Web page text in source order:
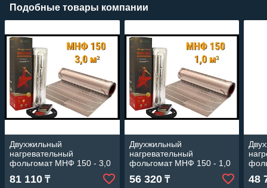
Подобные товары компании
Двухжильный
нагревательный
фольгомат МНФ 150 - 3,0
кв.м (Площадь: 3,0 м2;
мощность: 450 Вт)
81 110 ₸
Двухжильный
нагревательный
фольгомат МНФ 150 - 1,0
кв.м (Площадь: 1,0 м2;
мощность: 150 Вт)
56 320₸ 48